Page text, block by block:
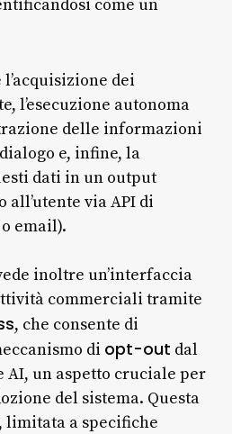
come un
dei
l’esecuzione autonoma
delle informazioni
e, infine, la
dati in un output
all’utente via API di
email).
inoltre un’interfaccia
commerciali tramite
, che consente di
di opt-out dal
AI, un aspetto cruciale per
del sistema. Questa
a specifiche